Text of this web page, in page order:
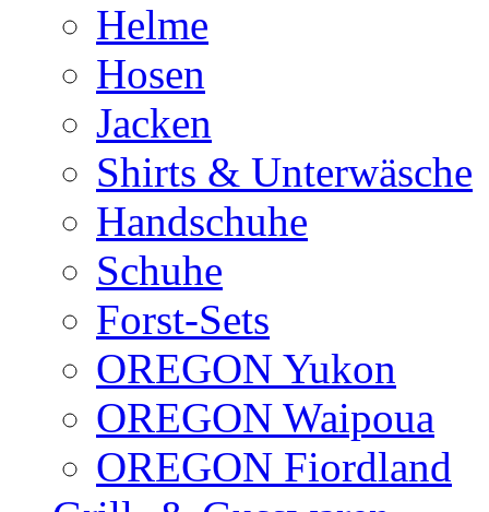
Helme
Hosen
Jacken
Shirts & Unterwäsche
Handschuhe
Schuhe
Forst-Sets
OREGON Yukon
OREGON Waipoua
OREGON Fiordland